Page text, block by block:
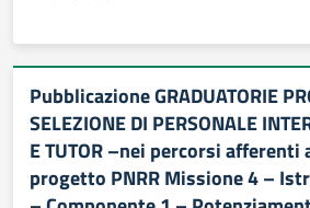
Pubblicazione GRADUATORIE
SELEZIONE DI PERSONALE
E TUTOR –nei percorsi
progetto PNRR Missione 4 –